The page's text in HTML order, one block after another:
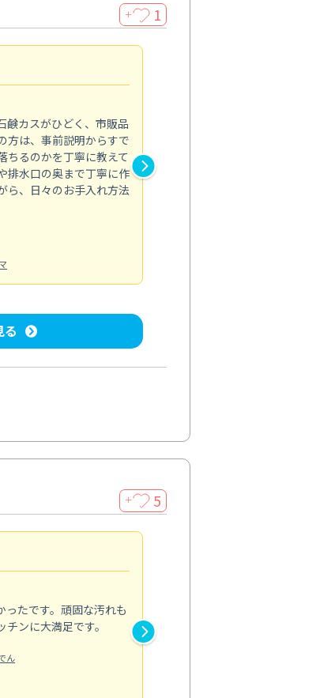
＋ 1
鹸カスがひどく、市販品
方は、事前説明からすで
ちるのかを丁寧に教えて
排水口の奥まで丁寧に作
ら、日々のお手入れ方法
＋ 5
ったです。頑固な汚れも
ンに大満足です。
ん